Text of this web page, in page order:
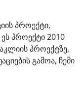
პროექტი,
პროექტი 2010
პროექტზე,
გამოა, ჩემი